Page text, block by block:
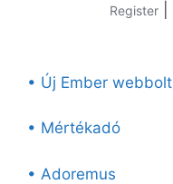
Register
• Új Ember webbolt
• Mértékadó
• Adoremus